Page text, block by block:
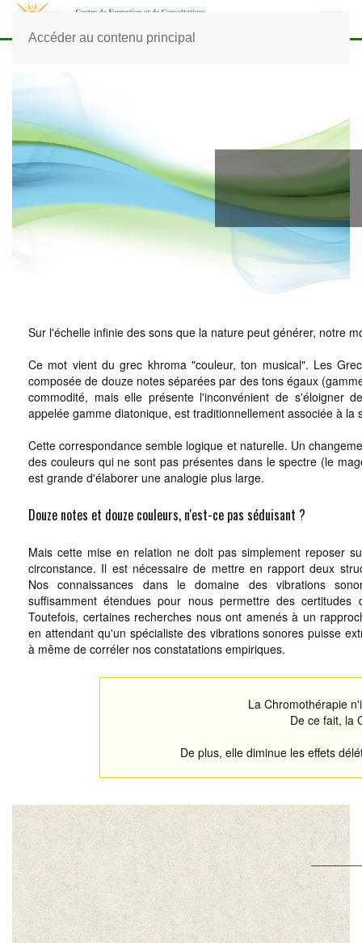
Accéder au contenu principal
Sur l'échelle infinie des sons que la nature peut générer, notre
Ce mot vient du grec khroma "couleur, ton musical". Les
composée de douze notes séparées par des tons égaux
commodité, mais elle présente l'inconvénient de s'éloigner
appelée gamme diatonique, est traditionnellement associée à
Cette correspondance semble logique et naturelle. Un
des couleurs qui ne sont pas présentes dans le spectre (le
est grande d'élaborer une analogie plus large.
Douze notes et douze couleurs, n'est-ce pas séduisant ?
Mais cette mise en relation ne doit pas simplement reposer
circonstance. Il est nécessaire de mettre en rapport deux
Nos connaissances dans le domaine des vibrations
suffisamment étendues pour nous permettre des certitudes
Toutefois, certaines recherches nous ont amenés à un
en attendant qu'un spécialiste des vibrations sonores puisse
à même de corréler nos constatations empiriques.
La Chromothérapie
De ce fait, la
De plus, elle diminue les effets